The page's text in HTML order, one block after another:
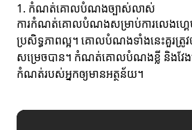
1. កំណត់គោលបំណងច្បាស់លាស់
ការកំណត់គោលបំណងសម្រាប់ការលេងហ្គេ
ប្រសិទ្ធភាពល្អ។ គោលបំណងទាំងនេះគួរត្រូ
សម្រេចបាន។ កំណត់គោលបំណងខ្លី និងវែងដ
កំណត់របស់អ្នកឲ្យមានអត្ថន័យ។